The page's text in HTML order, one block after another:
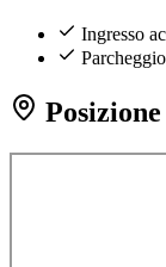
Ingresso